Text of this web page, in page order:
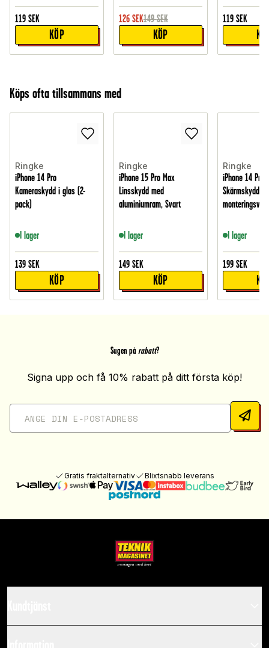
119 SEK
KÖP
126 SEK149 SEK
KÖP
119 SEK
Köps ofta tillsammans med
Ringke
iPhone 14 Pro
Kameraskydd i glas (2-
pack)
I lager
139 SEK
KÖP
Ringke
iPhone 15 Pro Max
Linsskydd med
aluminiumram, Svart
I lager
149 SEK
KÖP
Ringke
iPhone 14 Pro
Skärmskydd i
I lager
199 SEK
Sugen på rabatt?
Signa upp och få 10% rabatt på ditt första köp!
Gratis fraktalternativ Blixtsnabb leverans